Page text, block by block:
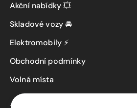
Akční nabídky 💥
Skladové vozy 🚘
Elektromobily ⚡
Obchodní podmínky
Volná místa